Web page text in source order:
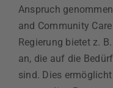
Anspruch
and Community
Regierung bietet z.
an, die auf die
sind. Dies